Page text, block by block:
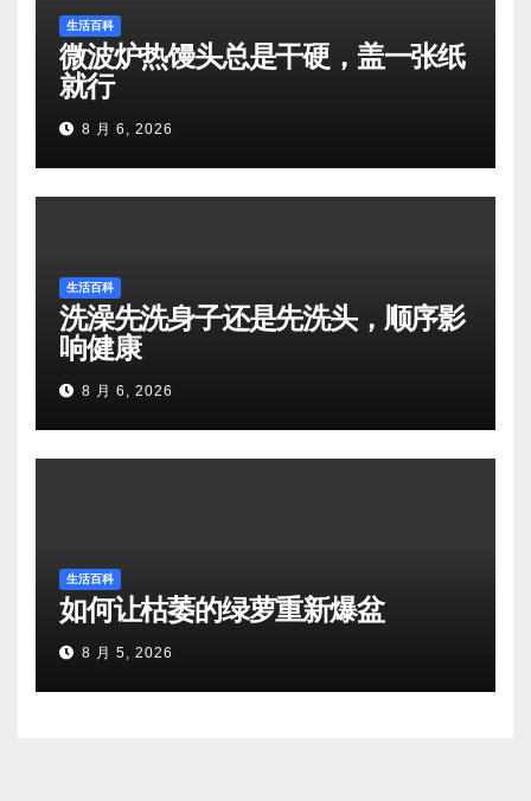
生活百科
微波炉热馒头总是干硬，盖一张纸
就行
8 月 6, 2026
生活百科
洗澡先洗身子还是先洗头，顺序影
响健康
8 月 6, 2026
生活百科
如何让枯萎的绿萝重新爆盆
8 月 5, 2026